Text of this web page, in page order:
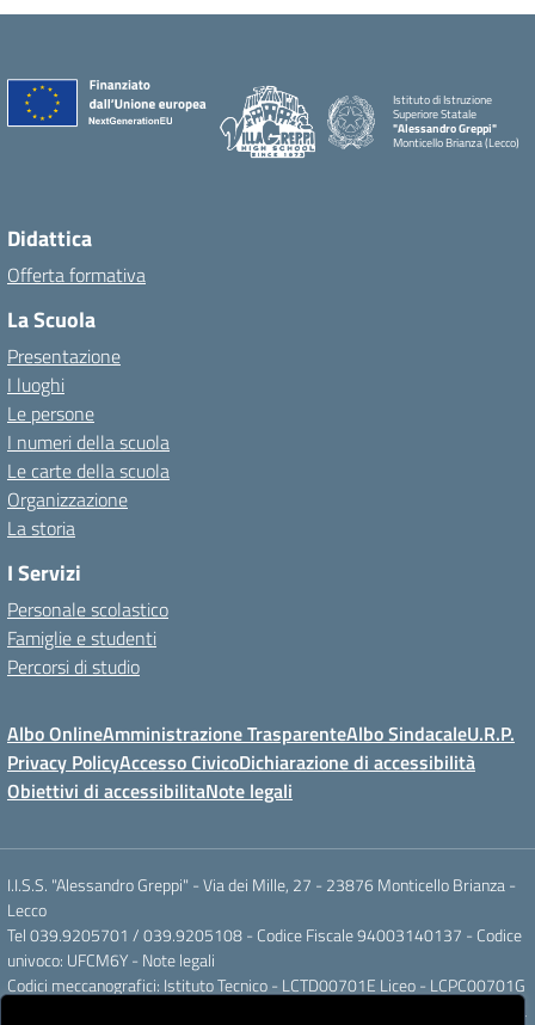
Istituto di Istruzione
Superiore Statale
"Alessandro Greppi"
Monticello Brianza (Lecco)
Didattica
Offerta formativa
La Scuola
Presentazione
I luoghi
Le persone
I numeri della scuola
Le carte della scuola
Organizzazione
La storia
I Servizi
Personale scolastico
Famiglie e studenti
Percorsi di studio
Albo OnlineAmministrazione TrasparenteAlbo SindacaleU.R.P.
Privacy PolicyAccesso CivicoDichiarazione di accessibilità
Obiettivi di accessibilitaNote legali
I.I.S.S. "Alessandro Greppi" - Via dei Mille, 27 - 23876 Monticello Brianza -
Lecco
Tel 039.9205701 / 039.9205108 - Codice Fiscale 94003140137 - Codice
univoco: UFCM6Y - Note legali
Codici meccanografici: Istituto Tecnico - LCTD00701E Liceo - LCPC00701G
Posta elettronica ordinaria: LCIS007008@ISTRUZIONE.IT Posta elettronica